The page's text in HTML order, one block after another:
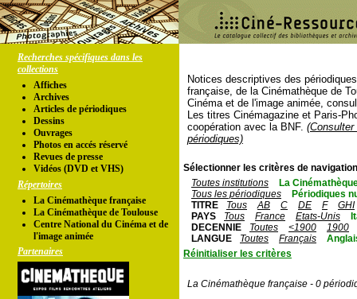
Recherches spécifiques dans les
collections
Affiches
Archives
Articles de périodiques
Dessins
Ouvrages
Photos en accés réservé
Revues de presse
Vidéos (DVD et VHS)
Répertoires
La Cinémathèque française
La Cinémathèque de Toulouse
Centre National du Cinéma et de
l'image animée
Partenaires
Notices descriptives des
française, de la Cinémathèque de
Cinéma et de l'image animée,
Les titres Cinémagazine et Paris-
coopération avec la BNF.
périodiques)
Sélectionner les critères de
Toutes institutions
La
Tous les périodiques
Périodiques
TITRE
Tous AB C DE F
GHI
PAYS
Tous France Etats-Unis
DECENNIE
Toutes <1900
1900
LANGUE
Toutes Français
Réinitialiser les critères
La Cinémathèque française - 0